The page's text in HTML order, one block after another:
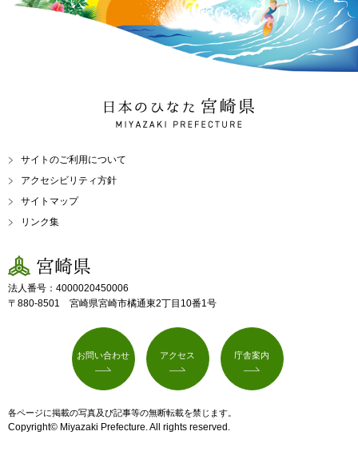
日本のひなた 宮崎県
MIYAZAKI PREFECTURE
サイトのご利用について
アクセシビリティ方針
サイトマップ
リンク集
宮崎県
法人番号：4000020450006
〒880-8501 宮崎県宮崎市橘通東2丁目10番1号
お問い合わせ アクセス 庁舎案内
各ページに掲載の写真及び記事等の無断転載を禁じます。
Copyright© Miyazaki Prefecture. All rights reserved.